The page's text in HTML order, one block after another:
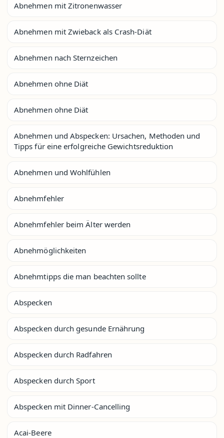
Abnehmen mit Zitronenwasser
Abnehmen mit Zwieback als Crash-Diät
Abnehmen nach Sternzeichen
Abnehmen ohne Diät
Abnehmen ohne Diät
Abnehmen und Abspecken: Ursachen, Methoden und
Tipps für eine erfolgreiche Gewichtsreduktion
Abnehmen und Wohlfühlen
Abnehmfehler
Abnehmfehler beim Älter werden
Abnehmöglichkeiten
Abnehmtipps die man beachten sollte
Abspecken
Abspecken durch gesunde Ernährung
Abspecken durch Radfahren
Abspecken durch Sport
Abspecken mit Dinner-Cancelling
Acai-Beere